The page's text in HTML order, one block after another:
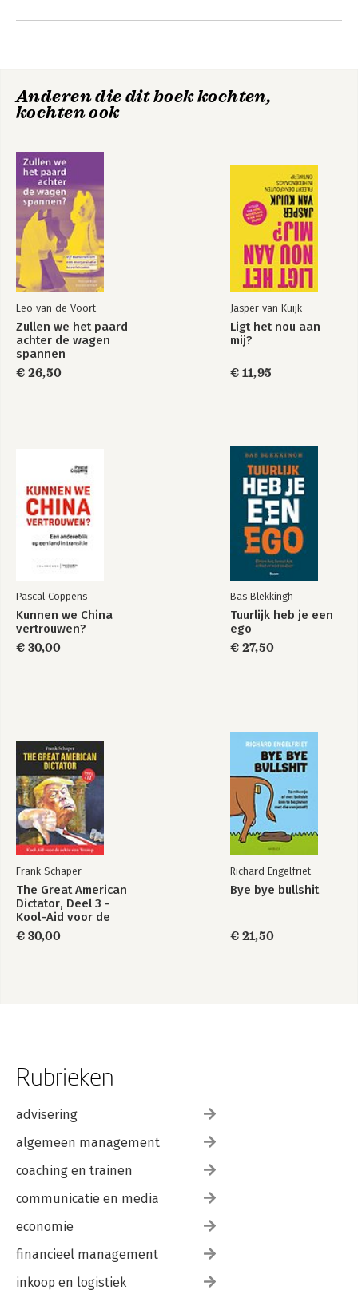
Nederland kan stukken beter.
Andere boeken door Martin
Geldgeluk
Bekijk alle boeken
Anderen die dit boek kochten,
kochten ook
Leo van de Voort
Zullen we het paard
achter de wagen
spannen
€ 26,50
Jasper van Kuijk
Ligt het nou aan
mij?
€ 11,95
Pascal Coppens
Kunnen we China
vertrouwen?
€ 30,00
Bas Blekkingh
Tuurlijk heb je een
ego
€ 27,50
Frank Schaper
The Great American
Dictator, Deel 3 -
Kool-Aid voor de
sekte van Trump
€ 30,00
Richard Engelfriet
Bye bye bullshit
€ 21,50
Rubrieken
advisering
algemeen management
coaching en trainen
communicatie en media
economie
financieel management
inkoop en logistiek